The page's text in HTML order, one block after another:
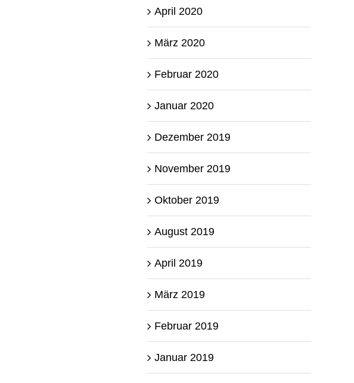
April 2020
März 2020
Februar 2020
Januar 2020
Dezember 2019
November 2019
Oktober 2019
August 2019
April 2019
März 2019
Februar 2019
Januar 2019